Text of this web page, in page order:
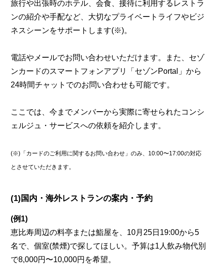
旅行や出張時のホテル、会食、接待に利用するレストラ
ンの紹介や手配など、大切なプライベートライフやビジ
ネスシーンをサポートします(※)。
電話やメールでお問い合わせいただけます。また、セゾ
ンカードのスマートフォンアプリ「セゾンPortal」から
24時間チャットでのお問い合わせも可能です。
ここでは、今までメンバーから実際に寄せられたコンシ
ェルジュ・サービスへの依頼を紹介します。
(※)「カードのご利用に関するお問い合わせ」のみ、10:00〜17:00の対応
とさせていただきます。
(1)国内・海外レストランの案内・予約
(例1)
恵比寿周辺の料亭または鮨屋を、10月25日19:00から5
名で、個室(禁煙)で探してほしい。予算は1人飲み物代別
で8,000円〜10,000円を希望。